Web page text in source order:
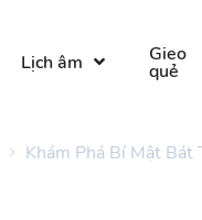
Lịch âm Gieo
quẻ
Khám Phá Bí Mật Bát